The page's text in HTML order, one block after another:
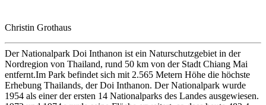
Christin Grothaus
Der Nationalpark Doi Inthanon ist ein Naturschutzgebiet in der
Nordregion von Thailand, rund 50 km von der Stadt Chiang Mai
entfernt.Im Park befindet sich mit 2.565 Metern Höhe die höchste
Erhebung Thailands, der Doi Inthanon. Der Nationalpark wurde
1954 als einer der ersten 14 Nationalparks des Landes ausgewiesen.